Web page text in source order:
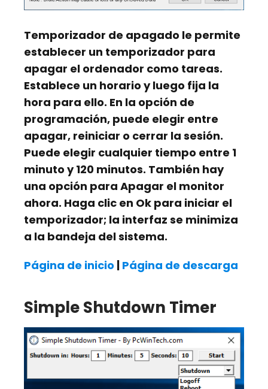
Temporizador de apagado le permite
establecer un temporizador para
apagar el ordenador como tareas.
Establece un horario y luego fija la
hora para ello. En la opción de
programación, puede elegir entre
apagar, reiniciar o cerrar la sesión.
Puede elegir cualquier tiempo entre 1
minuto y 120 minutos. También hay
una opción para Apagar el monitor
ahora. Haga clic en Ok para iniciar el
temporizador; la interfaz se minimiza
a la bandeja del sistema.
Página de inicio Página de descarga
Simple Shutdown Timer